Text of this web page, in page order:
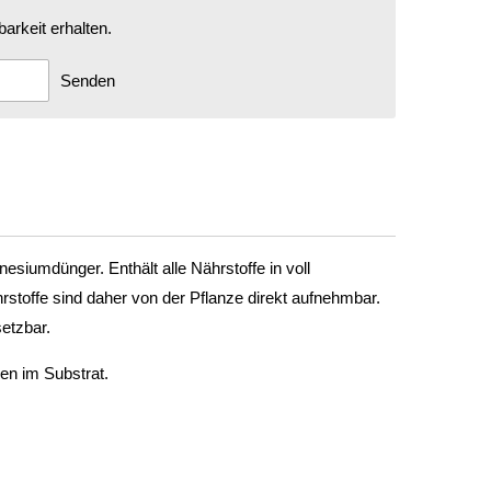
erhalten.
Senden
Enthält alle Nährstoffe in voll
sind daher von der Pflanze direkt aufnehmbar.
im Substrat.